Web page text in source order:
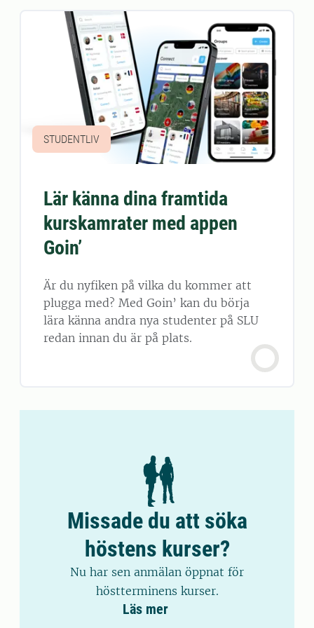
STUDENTLIV
Lär känna dina framtida
kurskamrater med appen
Goin’
Är du nyfiken på vilka du kommer att
plugga med? Med Goin’ kan du börja
lära känna andra nya studenter på SLU
redan innan du är på plats.
Missade du att söka
höstens kurser?
Nu har sen anmälan öppnat för
höstterminens kurser.
Läs mer